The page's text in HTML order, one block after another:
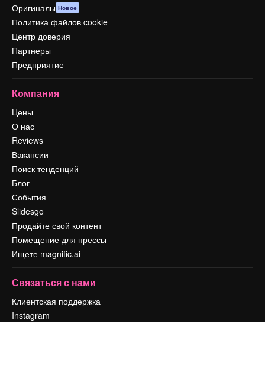
Оригиналы Новое
Политика файлов cookie
Центр доверия
Партнеры
Предприятие
Компания
Цены
О нас
Reviews
Вакансии
Поиск тенденций
Блог
События
Slidesgo
Продайте свой контент
Помещение для прессы
Ищете magnific.ai
Связаться с нами
Клиентская поддержка
Instagram